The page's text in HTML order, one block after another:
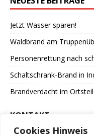
Cookies Hinweis
Jetzt Wasser sparen!
Waldbrand am
Personenrettung nach
Schaltschrank-Brand in
Brandverdacht im
KONTAKT